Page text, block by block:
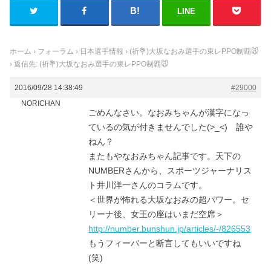
LINE
ホーム › フォーラム › 日本選手情報 › (祈💐)大坂なおみ選手の東レPPO制覇🐭
› 返信先: (祈💐)大坂なおみ選手の東レPPO制覇🐭
2016/09/28 14:38:49
#29000
NORICHAN
ごめんなさい。なおみちゃんが漢字になっ
ているの気が付きませんでした(>_<) 誰や
ねん？
またもやなおみちゃん記事です。天下の
NUMBERさんから、スポーツジャーナリス
ト井川洋一さんのコラムです。
＜世界が怖れる大坂なおみの超パワー。セ
リーナ後、女王の座はいまだ空席＞
http://number.bunshun.jp/articles/-/826553
もうフィーバーと断言してもいいですね
(笑)